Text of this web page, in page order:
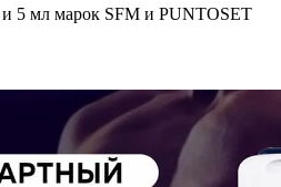
5 мл марок SFM и PUNTOSET